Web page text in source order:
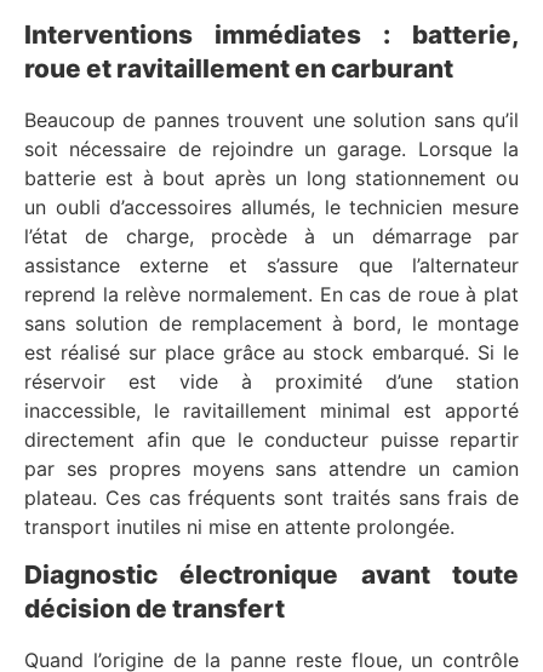
Interventions immédiates : batterie,
roue et ravitaillement en carburant
Beaucoup de pannes trouvent une solution sans qu’il
soit nécessaire de rejoindre un garage. Lorsque la
batterie est à bout après un long stationnement ou
un oubli d’accessoires allumés, le technicien mesure
l’état de charge, procède à un démarrage par
assistance externe et s’assure que l’alternateur
reprend la relève normalement. En cas de roue à plat
sans solution de remplacement à bord, le montage
est réalisé sur place grâce au stock embarqué. Si le
réservoir est vide à proximité d’une station
inaccessible, le ravitaillement minimal est apporté
directement afin que le conducteur puisse repartir
par ses propres moyens sans attendre un camion
plateau. Ces cas fréquents sont traités sans frais de
transport inutiles ni mise en attente prolongée.
Diagnostic électronique avant toute
décision de transfert
Quand l’origine de la panne reste floue, un contrôle